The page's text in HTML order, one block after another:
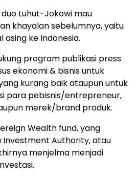
Luhut-Jokowi mau
khayalan sebelumnya, yaitu
ke Indonesia.
program publikasi press
ekonomi & bisnis untuk
kurang baik ataupun untuk
para pebisnis/entrepreneur,
merek/brand produk.
Wealth fund, yang
Investment Authority, atau
menjelma menjadi